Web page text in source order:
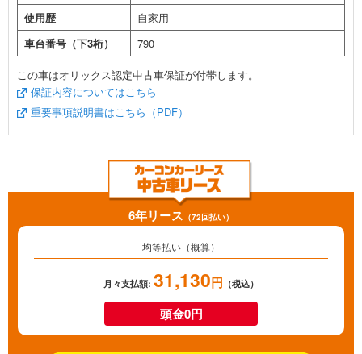
使用歴
自家用
車台番号（下3桁）
790
この車はオリックス認定中古車保証が付帯します。
保証内容についてはこちら
重要事項説明書はこちら（PDF）
6年リース （72回払い）
均等払い（概算）
月々支払額: 31,130円 （税込）
頭金0円